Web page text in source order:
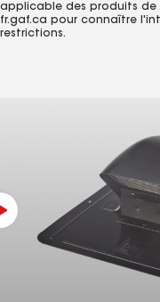
applicable des produits de
fr.gaf.ca pour connaître
restrictions.